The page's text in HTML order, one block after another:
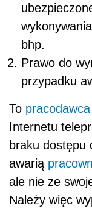
bhp.
Prawo do
przypadku
To pracodawca
Internetu
braku dostępu
awarią
ale nie ze
Należy więc